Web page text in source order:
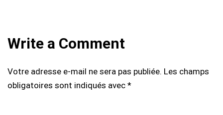
Write a Comment
Votre adresse e-mail ne sera pas publiée. Les champs
obligatoires sont indiqués avec *